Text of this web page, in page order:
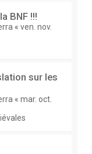
BNF !!!
« ven. nov.
sur les
« mar. oct.